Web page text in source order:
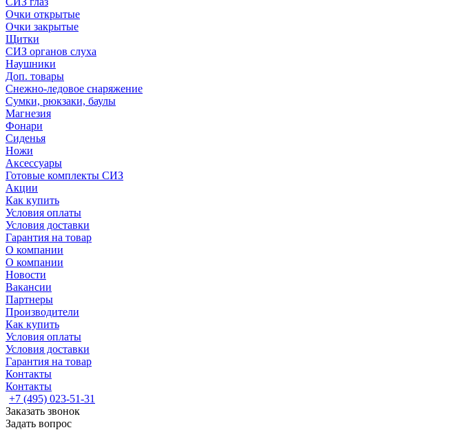
Очки открытые
Очки закрытые
Щитки
СИЗ органов слуха
Наушники
Доп. товары
Снежно-ледовое снаряжение
Сумки, рюкзаки, баулы
Магнезия
Фонари
Сиденья
Ножи
Аксессуары
Готовые комплекты СИЗ
Акции
Как купить
Условия оплаты
Условия доставки
Гарантия на товар
О компании
О компании
Новости
Вакансии
Партнеры
Производители
Как купить
Условия оплаты
Условия доставки
Гарантия на товар
Контакты
Контакты
+7 (495) 023-51-31
Заказать звонок
Задать вопрос